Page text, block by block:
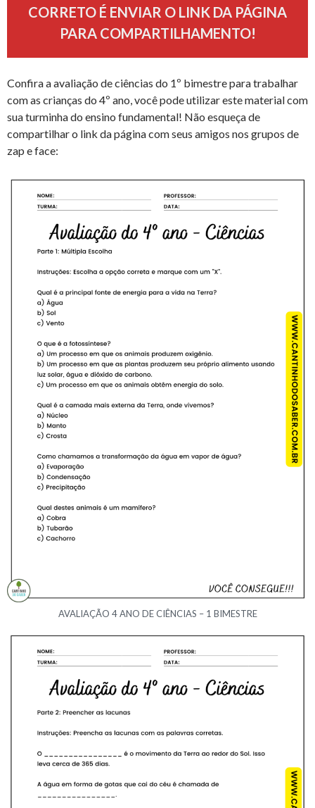
CORRETO É ENVIAR O LINK DA PÁGINA
PARA COMPARTILHAMENTO!
Confira a avaliação de ciências do 1º bimestre para trabalhar
com as crianças do 4º ano, você pode utilizar este material com
sua turminha do ensino fundamental! Não esqueça de
compartilhar o link da página com seus amigos nos grupos de
zap e face:
AVALIAÇÃO 4 ANO DE CIÊNCIAS – 1 BIMESTRE